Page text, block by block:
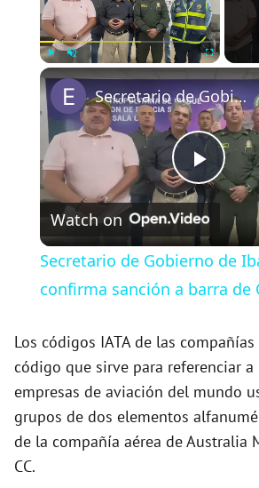
P
l
a
y
V
i
Secretario de Gobierno de Ibagué confirma sanción a barra de Once Caldas
Watch on
Secretario de Gobierno de
confirma sanción a barra de
Los códigos IATA de las
código que sirve para referenciar
empresas de aviación del mundo
grupos de dos elementos
de la compañía aérea de Australia
CC.